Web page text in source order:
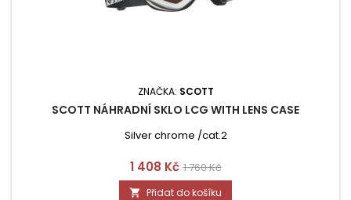
ZNAČKA: SCOTT
SCOTT NÁHRADNÍ SKLO LCG WITH LENS CASE
Silver chrome /cat.2
Cena
1 408 Kč Běžná
cena
1 760 Kč
 Přidat do košíku